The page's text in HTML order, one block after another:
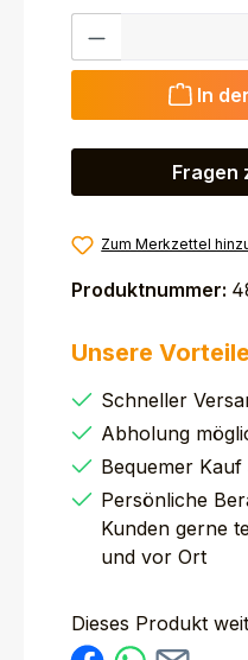
Produkt Anzahl:
In
Fragen
Zum Merkzettel
Produktnummer:
Unsere Vorteile
Schneller
Abholung
Bequemer
Persönliche
Kunden gerne
und vor Ort
Dieses Produkt